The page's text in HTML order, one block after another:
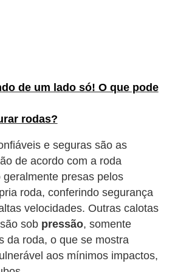
de um lado só! O que pode
rodas?
e seguras são as
de acordo com a roda
presas pelos
roda, conferindo segurança
velocidades. Outras calotas
sob pressão, somente
da roda, o que se mostra
aos mínimos impactos,